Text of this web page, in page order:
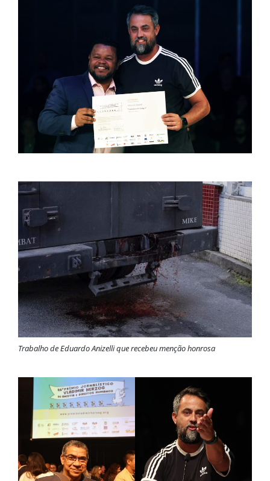
Trabalho de Eduardo Anizelli que recebeu menção honrosa